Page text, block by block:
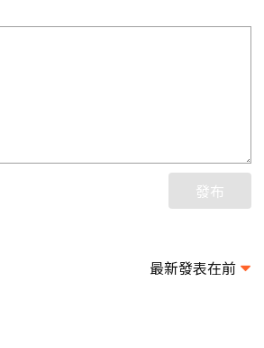
發布
最新發表在前